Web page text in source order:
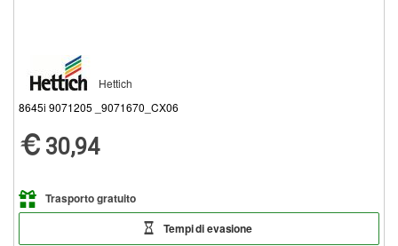
Hettich
8645i 9071205 _9071670_CX06
30,94
Trasporto gratuito
Tempi di evasione